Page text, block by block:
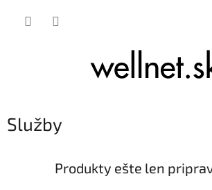
Služby
Produkty ešte len